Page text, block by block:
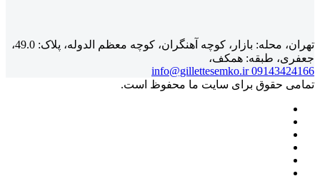
تهران، محله: بازار، کوچه آهنگران، کوچه معظم الدوله، پلاک: 49.0،
جعفری، طبقه: همکف،
09143424166
info@gillettesemko.ir
تمامی حقوق برای سایت ما محفوظ است.